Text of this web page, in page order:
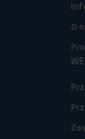
O